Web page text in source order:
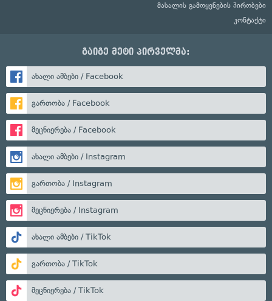
მასალის გამოყენების პირობები
კონტაქტი
გაიგე მეტი პირველმა:
ახალი ამბები / Facebook
გართობა / Facebook
მეცნიერება / Facebook
ახალი ამბები / Instagram
გართობა / Instagram
მეცნიერება / Instagram
ახალი ამბები / TikTok
გართობა / TikTok
მეცნიერება / TikTok